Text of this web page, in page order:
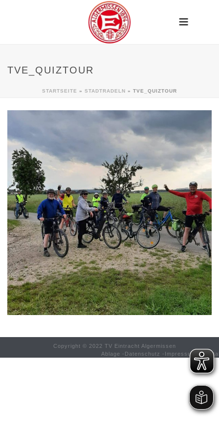
TVE_QUIZTOUR
STARTSEITE » STADTRADELN » TVE_QUIZTOUR
Copyright © 2022 TV Eintracht Algermissen
Ablage - Datenschutz - Impressum -